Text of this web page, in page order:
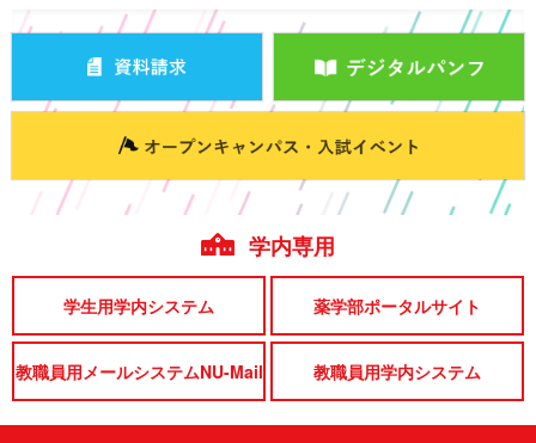
学内専用
学生用学内システム 薬学部ポータルサイト
教職員用メールシステムNU-Mail 教職員用学内システム